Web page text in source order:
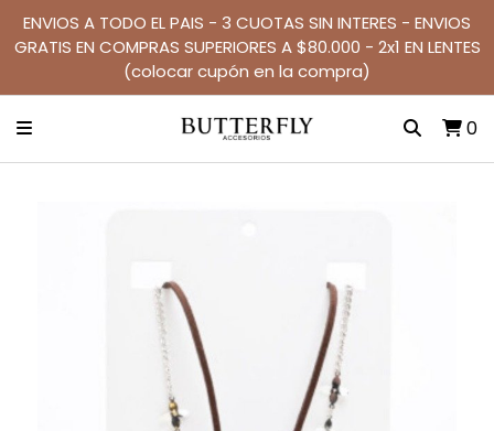
ENVIOS A TODO EL PAIS - 3 CUOTAS SIN INTERES - ENVIOS
GRATIS EN COMPRAS SUPERIORES A $80.000 - 2x1 EN LENTES
(colocar cupón en la compra)
0